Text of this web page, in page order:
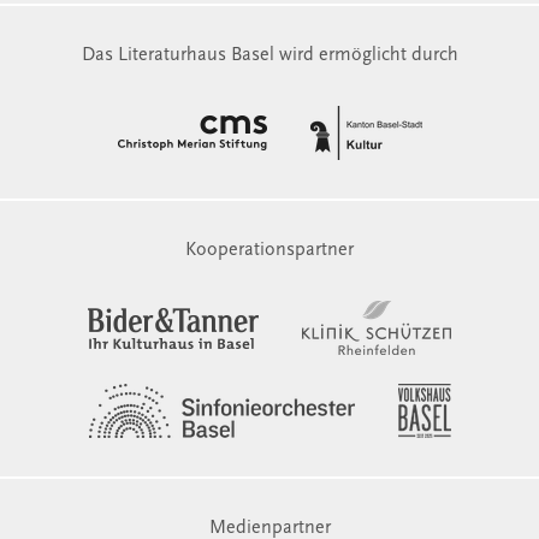
Das Literaturhaus Basel wird ermöglicht durch
Kooperationspartner
Medienpartner